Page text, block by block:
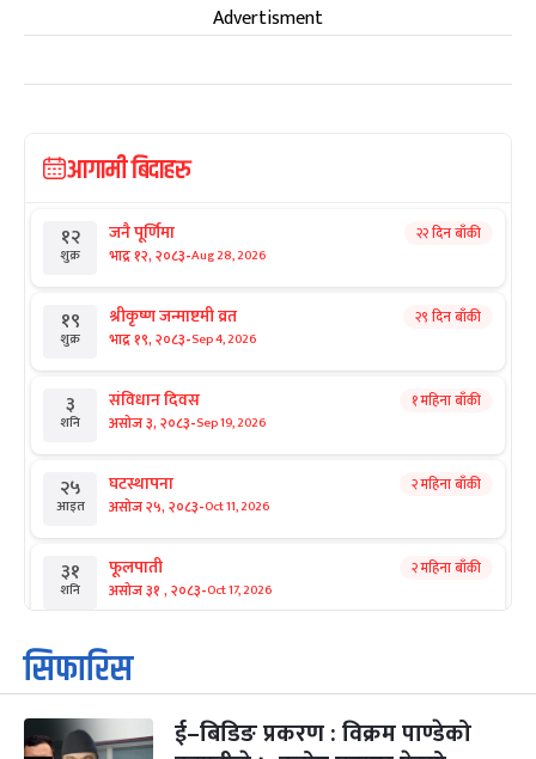
Advertisment
आगामी बिदाहरु
१२
शुक्र
जनै पूर्णिमा
भाद्र १२, २०८३-Aug 28, 2026
२२ दिन बाँकी
१९
शुक्र
श्रीकृष्ण जन्माष्टमी व्रत
भाद्र १९, २०८३-Sep 4, 2026
२९ दिन बाँकी
३
शनि
संविधान दिवस
असोज ३, २०८३-Sep 19, 2026
१ महिना बाँकी
२५
आइत
घटस्थापना
असोज २५, २०८३-Oct 11, 2026
२ महिना बाँकी
३१
शनि
फूलपाती
असोज ३१ , २०८३-Oct 17, 2026
२ महिना बाँकी
१
आइत
कार्तिक सङ्क्रान्ति
कार्तिक १, २०८३
३ महानवमी २ महिना बाँकी
सिफारिस
ई–बिडिङ प्रकरण : विक्रम पाण्डेको